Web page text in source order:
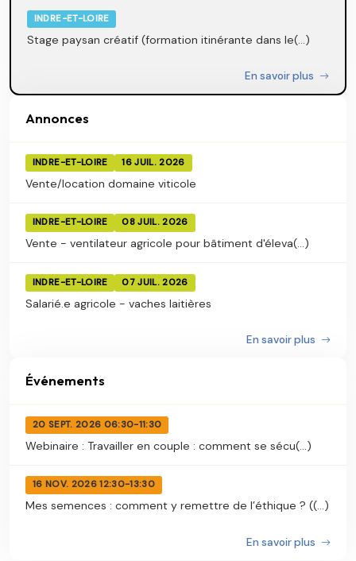
INDRE-ET-LOIRE
Stage paysan créatif (formation itinérante dans le(...)
En savoir plus
Annonces
INDRE-ET-LOIRE 16 JUIL. 2026
Vente/location domaine viticole
INDRE-ET-LOIRE 08 JUIL. 2026
Vente - ventilateur agricole pour bâtiment d'éleva(...)
INDRE-ET-LOIRE 07 JUIL. 2026
Salarié.e agricole - vaches laitières
En savoir plus
Événements
20 SEPT. 2026 06:30-11:30
Webinaire : Travailler en couple : comment se sécu(...)
16 NOV. 2026 12:30-13:30
Mes semences : comment y remettre de l’éthique ? ((...)
En savoir plus